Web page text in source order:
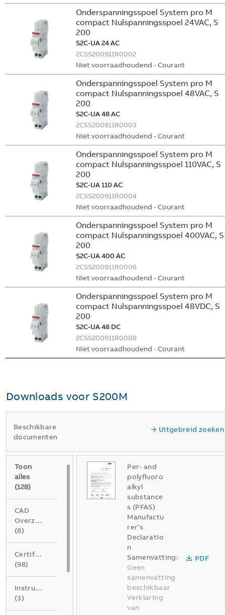
Onderspanningsspoel System pro M
compact Nulspanningsspoel 24VAC, S
200
S2C-UA 24 AC
2CSS200911R0002
Niet voorraadhoudend - Courant
Onderspanningsspoel System pro M
compact Nulspanningsspoel 48VAC, S
200
S2C-UA 48 AC
2CSS200911R0003
Niet voorraadhoudend - Courant
Onderspanningsspoel System pro M
compact Nulspanningsspoel 110VAC, S
200
S2C-UA 110 AC
2CSS200911R0004
Niet voorraadhoudend - Courant
Onderspanningsspoel System pro M
compact Nulspanningsspoel 400VAC, S
200
S2C-UA 400 AC
2CSS200911R0006
Niet voorraadhoudend - Courant
Onderspanningsspoel System pro M
compact Nulspanningsspoel 48VDC, S
200
S2C-UA 48 DC
2CSS200911R0008
Niet voorraadhoudend - Courant
Downloads voor S200M
Beschikbare
documenten
Uitgebreid zoeken
Toon
alles
(128)
CAD
Overzichtstekening
(8)
Certificaat
(98)
Instructie
(3)
Per- and
polyfluoro
alkyl
substance
s (PFAS)
Manufactu
rer’s
Declaratio
n
Samenvatting:
Geen
samenvatting
beschikbaar
Verklaring
van
PDF